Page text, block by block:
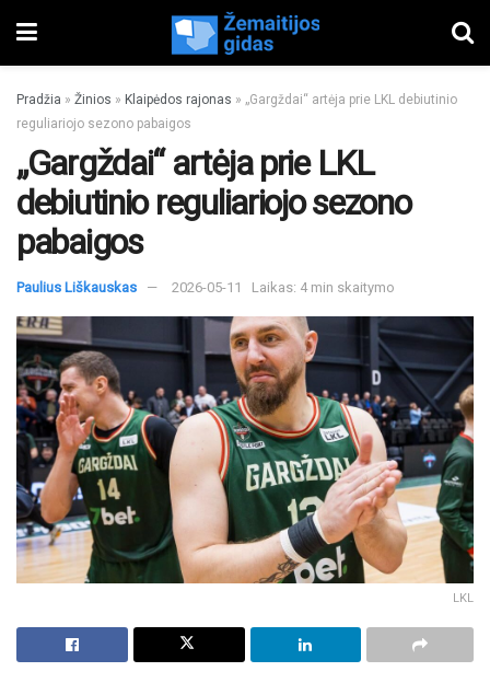
Pradžia » Žinios » Klaipėdos rajonas » „Gargždai“ artėja prie LKL debiutinio
reguliariojo sezono pabaigos
„Gargždai“ artėja prie LKL
debiutinio reguliariojo sezono
pabaigos
Paulius Liškauskas 2026-05-11 Laikas: 4 min skaitymo
LKL